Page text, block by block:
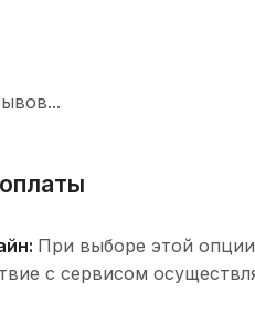
При выборе этой
с сервисом